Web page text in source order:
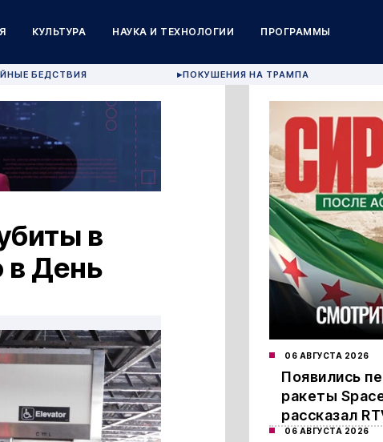
КУЛЬТУРА НАУКА И ТЕХНОЛОГИИ ПРОГРАММЫ
БЕДСТВИЯ ▶ПОКУШЕНИЯ НА ТРАМПА
в
в День
06 АВГУСТА 2026
Появились
ракеты
рассказал
06 АВГУСТА 2026